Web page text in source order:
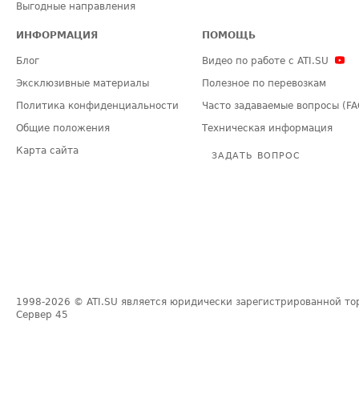
Выгодные направления
ИНФОРМАЦИЯ
Блог
Эксклюзивные материалы
Политика конфиденциальности
Общие положения
Карта сайта
ПОМОЩЬ
Видео по работе с ATI.SU
Полезное по перевозкам
Часто задаваемые вопросы
Техническая информация
ЗАДАТЬ ВОПРОС
1998-2026 © ATI.SU является юридически зарегистрированной
Сервер 45